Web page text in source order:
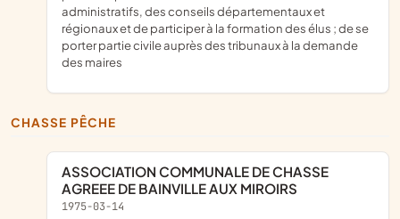
administratifs, des conseils départementaux et
régionaux et de participer à la formation des élus ; de se
porter partie civile auprès des tribunaux à la demande
des maires
CHASSE PÊCHE
ASSOCIATION COMMUNALE DE CHASSE
AGREEE DE BAINVILLE AUX MIROIRS
1975-03-14